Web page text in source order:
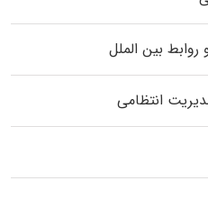
بین الملل
انتظامی